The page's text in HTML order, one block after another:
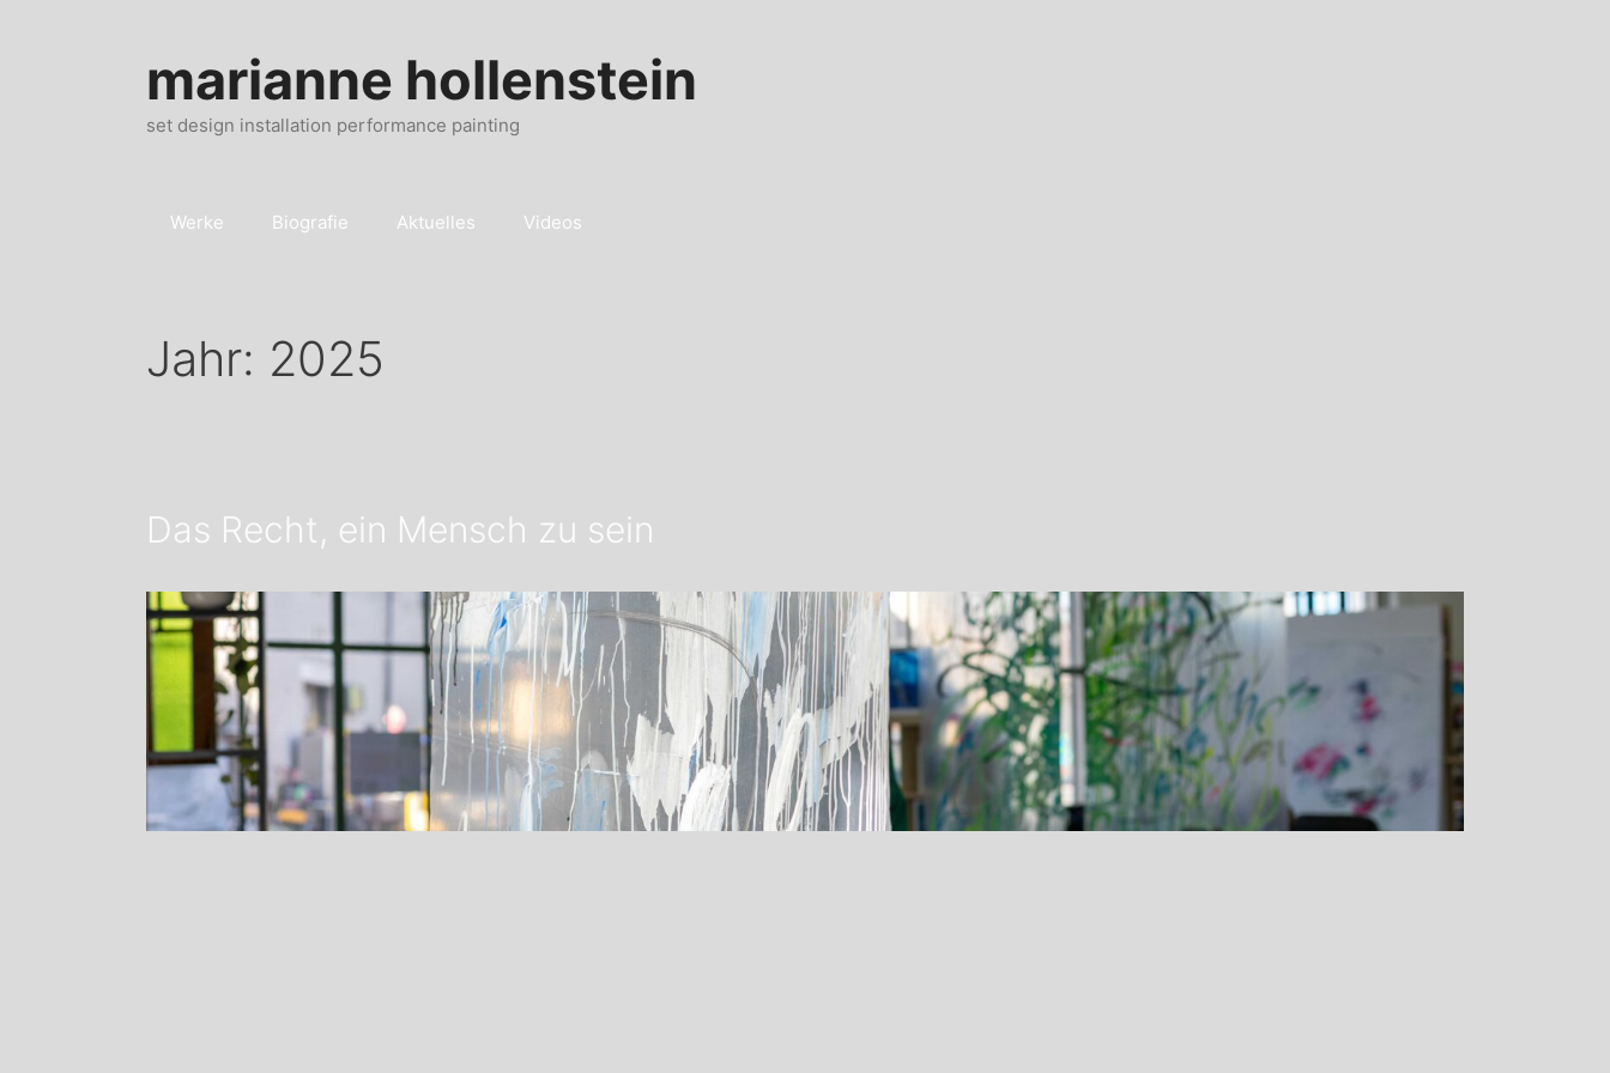
marianne hollenstein
set design installation performance painting
Werke Biografie Aktuelles Videos
Jahr: 2025
Das Recht, ein Mensch zu sein